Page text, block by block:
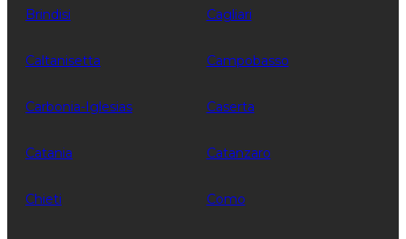
Brindisi Cagliari
Caltanisetta Campobasso
Carbonia-Iglesias Caserta
Catania Catanzaro
Chieti Como